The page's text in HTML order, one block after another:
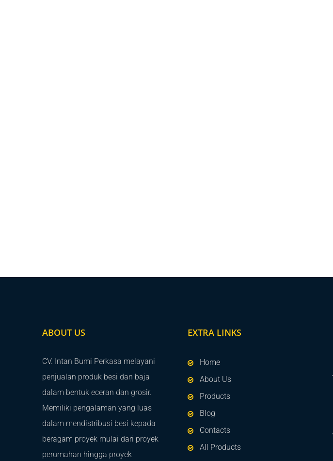
ABOUT US
CV. Intan Bumi Perkasa melayani
penjualan produk besi dan baja
dalam bentuk eceran dan grosir.
Memiliki pengalaman yang luas
dalam mendistribusi besi kepada
beragam proyek mulai dari proyek
perumahan hingga proyek
EXTRA LINKS
Home
About Us
Products
Blog
Contacts
All Products